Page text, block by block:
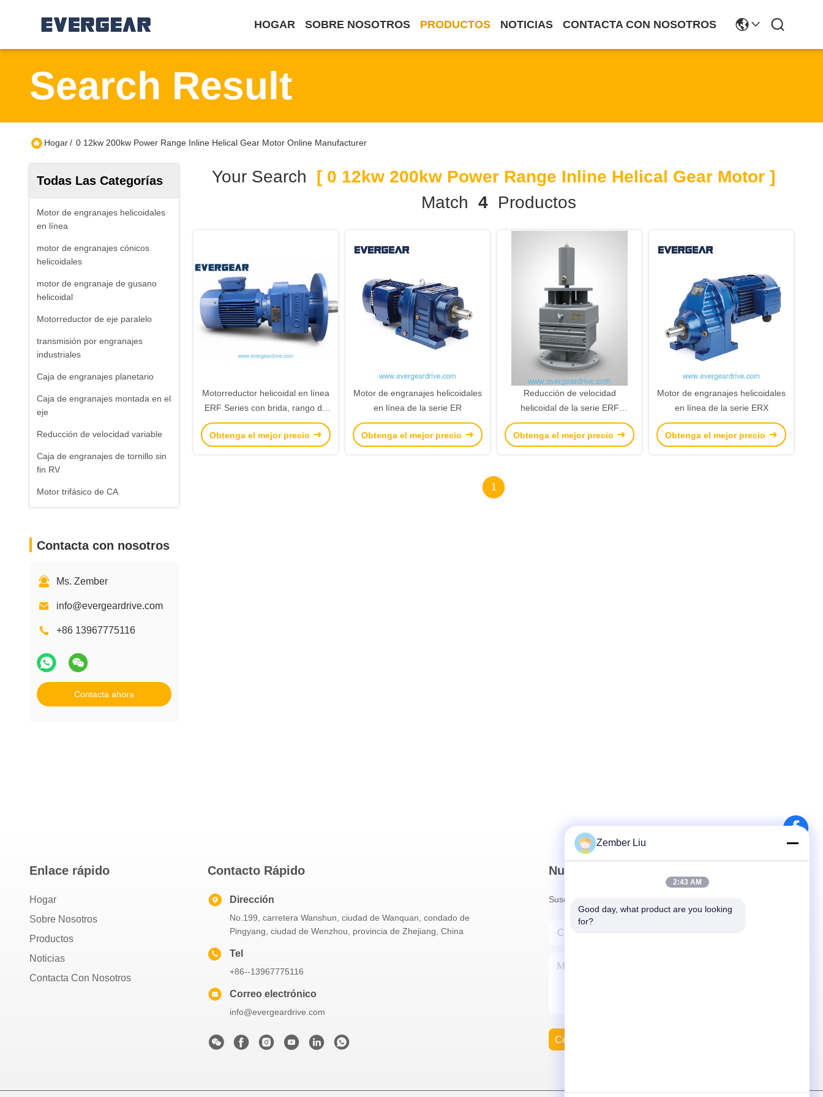
HOGAR SOBRE NOSOTROS PRODUCTOS NOTICIAS CONTACTA CON NOSOTROS
Search Result
Hogar/ 0 12kw 200kw Power Range Inline Helical Gear Motor Online Manufacturer
Todas Las Categorías
Motor de engranajes helicoidales
en línea
motor de engranajes cónicos
helicoidales
motor de engranaje de gusano
helicoidal
Motorreductor de eje paralelo
transmisión por engranajes
industriales
Caja de engranajes planetario
Caja de engranajes montada en el
eje
Reducción de velocidad variable
Caja de engranajes de tornillo sin
fin RV
Motor trifásico de CA
Contacta con nosotros
Ms. Zember
info@evergeardrive.com
+86 13967775116
Contacta ahora
Your Search [ 0 12kw 200kw Power Range Inline Helical Gear Motor ]
Match 4Productos
Motorreductor helicoidal en línea
ERF Series con brida, rango de
potencia de 0.12KW-200KW y
relación de 3.4–285.61
Obtenga el mejor precio
Motor de engranajes helicoidales
en línea de la serie ER
Obtenga el mejor precio
Reducción de velocidad
helicoidal de la serie ERF
económica con un rango de
potencia de 0,12 kW-200 kW y
Obtenga el mejor precio
Motor de engranajes helicoidales
en línea de la serie ERX
Obtenga el mejor precio
1
Enlace rápido
Hogar
Sobre Nosotros
Productos
Noticias
Contacta Con Nosotros
Contacto Rápido
Dirección
No.199, carretera Wanshun, ciudad de Wanquan, condado de
Pingyang, ciudad de Wenzhou, provincia de Zhejiang, China
Tel
+86--13967775116
Correo electrónico
info@evergeardrive.com
Nuestro boletín
Suscríbete a nuestro boletín para obtener descuentos y más.
Contacta Con Nosotros
Zember Liu
2:43 AM
Good day, what product are you looking
for?